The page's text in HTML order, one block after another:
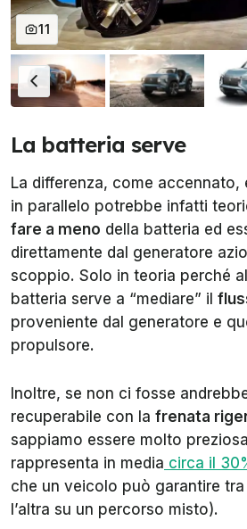
11
La batteria serve
La differenza, come accennato,
in parallelo potrebbe infatti
fare a meno della batteria ed
direttamente dal generatore
scoppio. Solo in teoria perché
batteria serve a “mediare” il
proveniente dal generatore e
propulsore.
Inoltre, se non ci fosse
recuperabile con la frenata
sappiamo essere molto
rappresenta in media circa il
che un veicolo può garantire
l’altra su un percorso misto).